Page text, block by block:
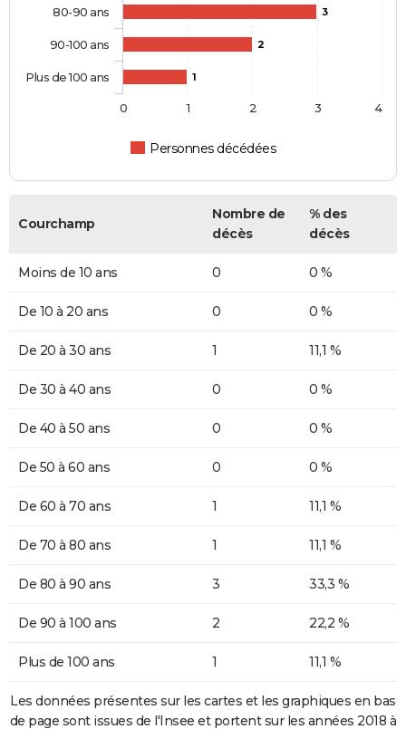
3
2
1
Personnes décédées
80-90 ans
90-100 ans
Plus de 100 ans
0 1 2 3 4
Courchamp
Nombre de
décès
% des
décès
Moins de 10 ans 0 0 %
De 10 à 20 ans 0 0 %
De 20 à 30 ans 1 11,1 %
De 30 à 40 ans 0 0 %
De 40 à 50 ans 0 0 %
De 50 à 60 ans 0 0 %
De 60 à 70 ans 1 11,1 %
De 70 à 80 ans 1 11,1 %
De 80 à 90 ans 3 33,3 %
De 90 à 100 ans 2 22,2 %
Plus de 100 ans 1 11,1 %
Les données présentes sur les cartes et les graphiques en bas
de page sont issues de l'Insee et portent sur les années 2018 à